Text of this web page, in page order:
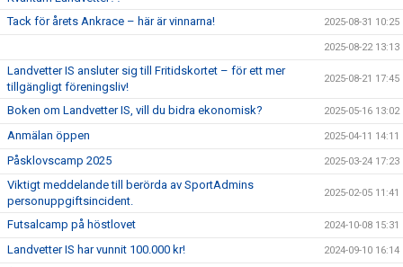
Tack för årets Ankrace – här är vinnarna! 2025-08-31 10:25
2025-08-22 13:13
Landvetter IS ansluter sig till Fritidskortet – för ett mer
tillgängligt föreningsliv!
2025-08-21 17:45
Boken om Landvetter IS, vill du bidra ekonomisk? 2025-05-16 13:02
Anmälan öppen 2025-04-11 14:11
Påsklovscamp 2025 2025-03-24 17:23
Viktigt meddelande till berörda av SportAdmins
personuppgiftsincident.
2025-02-05 11:41
Futsalcamp på höstlovet 2024-10-08 15:31
Landvetter IS har vunnit 100.000 kr! 2024-09-10 16:14